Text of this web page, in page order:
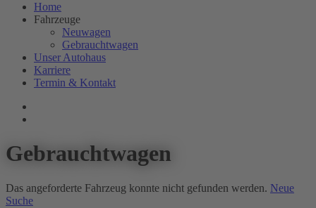
Home
Fahrzeuge
Neuwagen
Gebrauchtwagen
Unser Autohaus
Karriere
Termin & Kontakt
Gebrauchtwagen
Das angeforderte Fahrzeug konnte nicht gefunden werden. Neue
Suche